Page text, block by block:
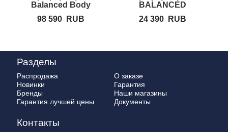
Balanced Body
98 590 RUB
BALANCED
Box Lite
24 390 RUB
Разделы
Распродажа
Новинки
Бренды
Гарантия лучшей цены
О заказе
Гарантия
Наши магазины
Документы
Контакты